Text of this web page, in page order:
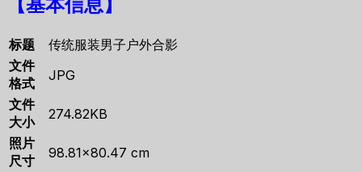
标题
传统服装男子户外合影
文件
格式
JPG
文件
大小
274.82KB
照片
尺寸
98.81×80.47 cm